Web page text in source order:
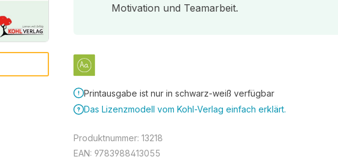
Motivation und Teamarbeit.
Printausgabe ist nur in schwarz-weiß verfügbar
Das Lizenzmodell vom Kohl-Verlag einfach erklärt.
Produktnummer:13218
EAN: 9783988413055